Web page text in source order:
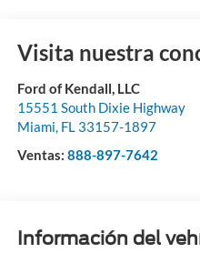
Visita nuestra
Ford of Kendall, LLC
15551 South Dixie Highway
Miami, FL 33157-1897
Ventas: 888-897-7642
Información del